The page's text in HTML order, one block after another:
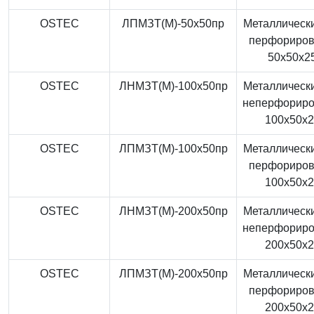
OSTEC ЛПМЗТ(М)-50x50пр
OSTEC ЛНМЗТ(М)-100x50пр
OSTEC ЛПМЗТ(М)-100x50пр
OSTEC ЛНМЗТ(М)-200x50пр
OSTEC ЛПМЗТ(М)-200x50пр